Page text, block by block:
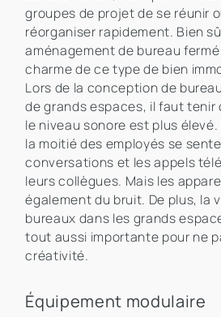
groupes de projet de se réunir
réorganiser rapidement. Bien
aménagement de bureau
charme de ce type de bien
Lors de la conception de
de grands espaces, il faut
le niveau sonore est plus
la moitié des employés se
conversations et les appels
leurs collègues. Mais les
également du bruit. De plus, la
bureaux dans les grands
tout aussi importante pour ne
créativité.
Équipement modulaire